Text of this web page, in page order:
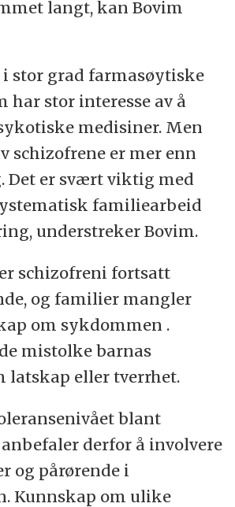
langt, kan Bovim
stor grad farmasøytiske
har stor interesse av å
medisiner. Men
schizofrene er mer enn
Det er svært viktig med
familiearbeid
understreker Bovim.
schizofreni fortsatt
og familier mangler
om sykdommen .
mistolke barnas
latskap eller tverrhet.
blant
derfor å involvere
og pårørende i
Kunnskap om ulike